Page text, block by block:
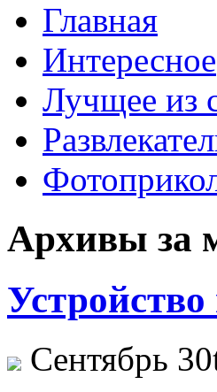
Главная
Интересное
Лучщее из
Архивы за
Сентябрь